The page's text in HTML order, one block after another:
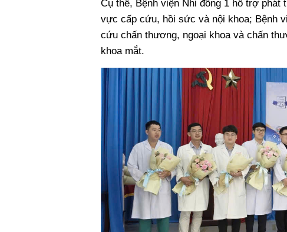
Cụ thể, Bệnh viện Nhi đồng 1 hỗ trợ
vực cấp cứu, hồi sức và nội khoa; Bệnh
cứu chấn thương, ngoại khoa và chấn
khoa mắt.